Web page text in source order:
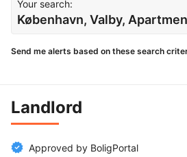
Your search:
København, Valby,
Send me alerts based on these search
Landlord
Approved by BoligPortal